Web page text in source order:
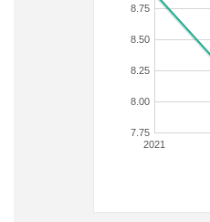
2021
7.75
8.00
8.25
8.50
8.75